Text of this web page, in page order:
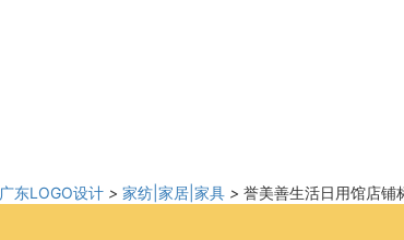
广东LOGO设计 > 家纺|家居|家具 > 誉美善生活日用馆店铺